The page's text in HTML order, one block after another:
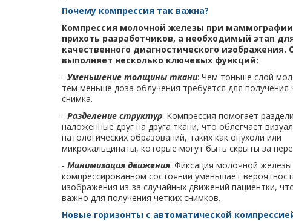
Почему компрессия так важна?
Компрессия молочной железы при маммографии
прихоть разработчиков, а необходимый этап
качественного диагностического изображения.
выполняет несколько ключевых функций:
- Уменьшение толщины ткани: Чем тоньше слой
тем меньше доза облучения требуется для получения
снимка.
- Разделение структур: Компрессия помогает
наложенные друг на друга ткани, что облегчает
патологических образований, таких как опухоли или
микрокальцинаты, которые могут быть скрыты за
- Минимизация движения: Фиксация молочной железы
компрессированном состоянии уменьшает
изображения из-за случайных движений пациентки,
важно для получения четких снимков.
Новые горизонты с автоматической